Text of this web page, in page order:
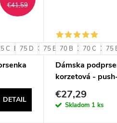
85 B 85 C 85 D 90 B 90 C
€41,59
C 75 D 75 E 80 C 80 D
DETAIL
70 B 70 C 75
Dámska
korzetová -
1580
€27,29
Skladom 1 ks